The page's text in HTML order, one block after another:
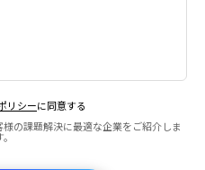
リシーに同意する
の課題解決に最適な企業をご紹介しま